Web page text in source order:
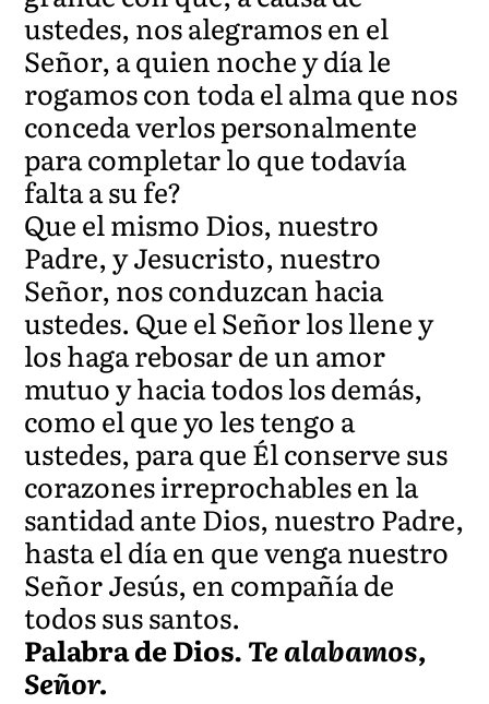
ustedes, nos alegramos en el
Señor, a quien noche y día le
rogamos con toda el alma que nos
conceda verlos personalmente
para completar lo que todavía
falta a su fe?
Que el mismo Dios, nuestro
Padre, y Jesucristo, nuestro
Señor, nos conduzcan hacia
ustedes. Que el Señor los llene y
los haga rebosar de un amor
mutuo y hacia todos los demás,
como el que yo les tengo a
ustedes, para que Él conserve sus
corazones irreprochables en la
santidad ante Dios, nuestro Padre,
hasta el día en que venga nuestro
Señor Jesús, en compañía de
todos sus santos.
Palabra de Dios.Te alabamos,
Señor.